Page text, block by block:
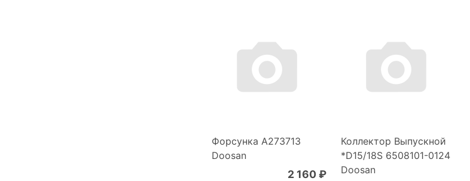
Форсунка A273713
Doosan
2 160 ₽
Коллектор Выпускной
*D15/18S 6508101-0124
Doosan